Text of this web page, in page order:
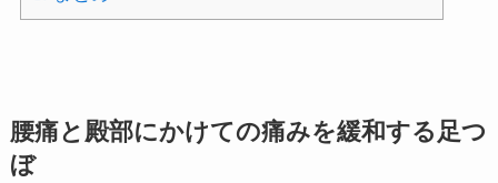
腰痛と殿部にかけての痛みを緩和する足つ
ぼ